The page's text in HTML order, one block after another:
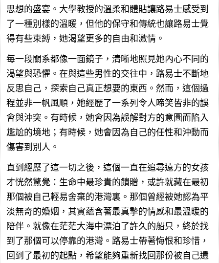
思想的盛宴。大學教授的溫柔和體貼讓路易士感受到
了一種別樣的溫暖，但他的保守和傳統也讓路易士覺
得有些束縛，她渴望更多的自由和激情。
每一段關系都像一面鏡子，清晰地照見她內心不同的
渴望與恐懼。在與這些男性的交往中，路易士不斷地
反思自己，探索自己真正想要的東西。然而，這個過
程並非一帆風順，她經歷了一系列令人啼笑皆非的誤
會與沖突。有時候，她會因為誤解對方的意圖而陷入
尷尬的境地；有時候，她會因為自己的任性和沖動而
傷害到別人。
直到經歷了這一切之後，這個一直在追尋遠方的女孩
才恍然驚覺：生命中最珍貴的饋贈，或許就藏在最初
那個被自己輕易舍棄的港灣裏。那個曾經被她認為平
淡無奇的婚姻，其實蘊含著最真摯的情感和最溫暖的
陪伴。就像在茫茫大海中漂泊了許久的船只，終於找
到了那個可以停靠的港灣。路易士帶著悔恨和珍惜，
回到了最初的起點，希望能夠重新找回那份被自己遺